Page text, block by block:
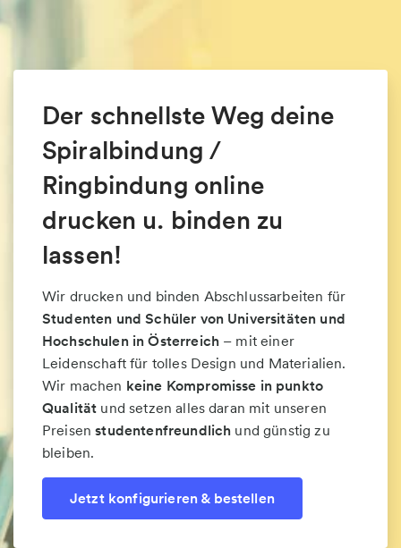
Der schnellste Weg deine
Spiralbindung /
Ringbindung online
drucken u. binden zu
lassen!
Wir drucken und binden Abschlussarbeiten für
Studenten und Schüler von Universitäten und
Hochschulen in Österreich – mit einer
Leidenschaft für tolles Design und Materialien.
Wir machen keine Kompromisse in punkto
Qualität und setzen alles daran mit unseren
Preisenstudentenfreundlich und günstig zu
bleiben.
Jetzt konfigurieren & bestellen